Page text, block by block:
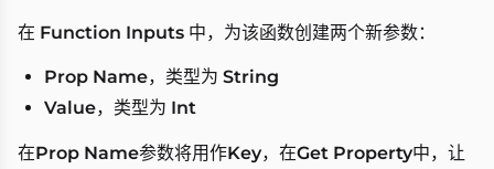
在 Function Inputs 中，为该函数创建两个新参数：
Prop Name，类型为 String
Value，类型为 Int
在Prop Name参数将用作Key，在Get Property中，让